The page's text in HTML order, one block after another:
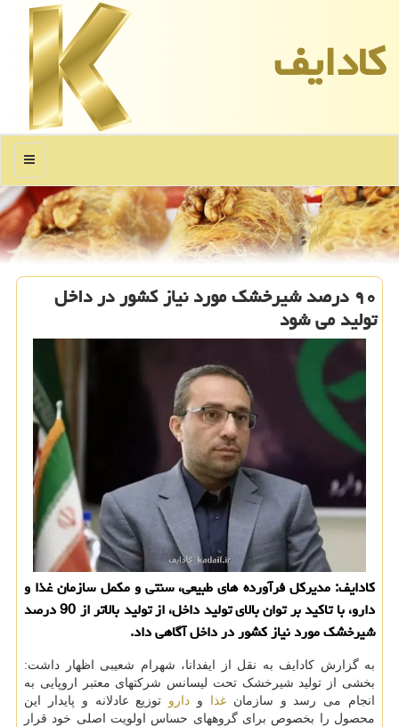
كادایف
منو
۹۰ درصد شیرخشک مورد نیاز کشور در داخل
تولید می شود
کادایف: مدیرکل فرآورده های طبیعی، سنتی و مکمل سازمان غذا و
دارو، با تاکید بر توان بالای تولید داخل، از تولید بالاتر از 90 درصد
شیرخشک مورد نیاز کشور در داخل آگاهی داد.
به گزارش کادایف به نقل از ایفدانا، شهرام شعیبی اظهار داشت:
بخشی از تولید شیرخشک تحت لیسانس شرکتهای معتبر اروپایی به
انجام می رسد و سازمانغذا و دارو توزیع عادلانه و پایدار این
محصول را بخصوص برای گروههای حساس اولویت اصلی خود قرار